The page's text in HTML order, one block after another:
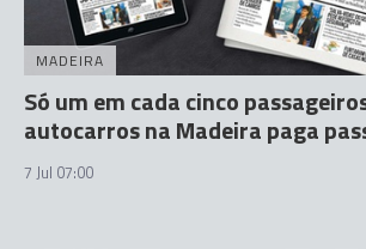
MADEIRA
Só um em cada cinco
autocarros na Madeira paga
7 Jul 07:00